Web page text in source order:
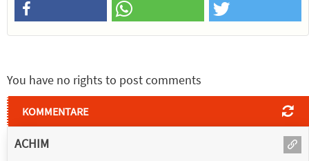
You have no rights to post comments
KOMMENTARE
ACHIM